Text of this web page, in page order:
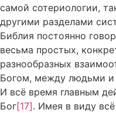
самой сотериологии,
другими разделами
Библия постоянно
весьма простых,
разнообразных
Богом, между людьми
И всё время главным
Бог[17]. Имея в виду